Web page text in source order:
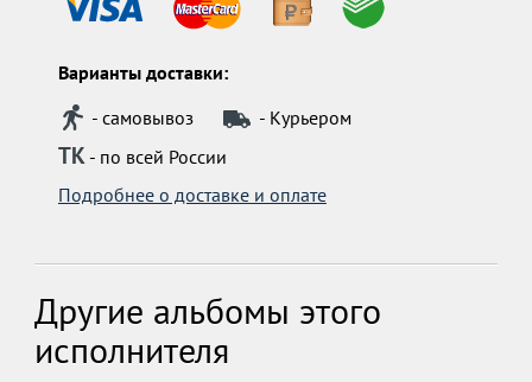
Варианты доставки:
- самовывоз
- Курьером
ТК- по всей России
Подробнее о доставке и оплате
Другие альбомы этого
исполнителя